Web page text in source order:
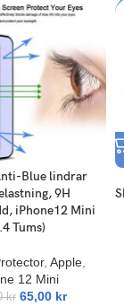
Blue lindrar
9H
iPhone12 Mini
Tums)
, Apple,
12 Mini
kr 65,00 kr